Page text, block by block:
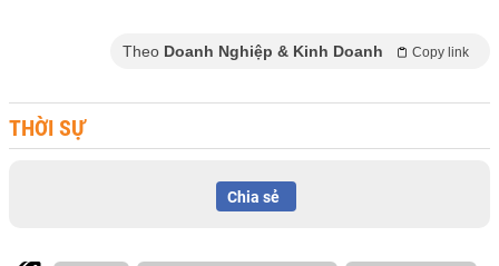
Theo Doanh Nghiệp & Kinh Doanh Copy link
THỜI SỰ
Chia sẻ